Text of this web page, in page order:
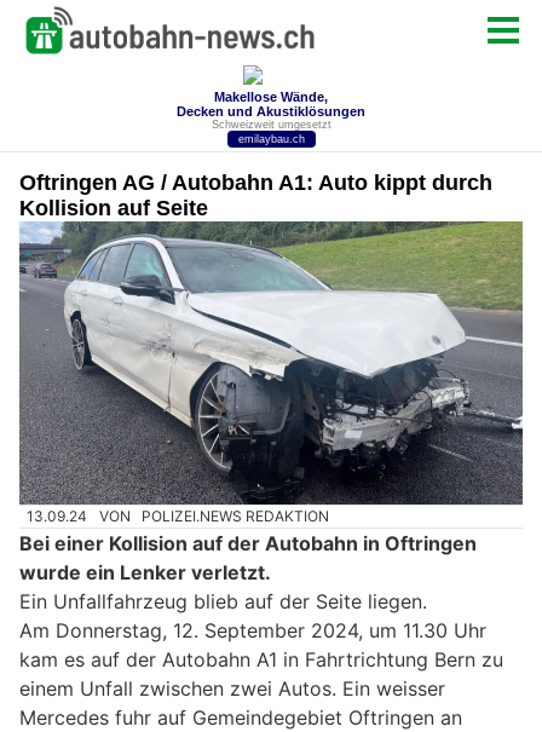
Oftringen AG / Autobahn A1: Auto kippt durch
Kollision auf Seite
13.09.24 VON POLIZEI.NEWS REDAKTION
Bei einer Kollision auf der Autobahn in Oftringen
wurde ein Lenker verletzt.
Ein Unfallfahrzeug blieb auf der Seite liegen.
Am Donnerstag, 12. September 2024, um 11.30 Uhr
kam es auf der Autobahn A1 in Fahrtrichtung Bern zu
einem Unfall zwischen zwei Autos. Ein weisser
Mercedes fuhr auf Gemeindegebiet Oftringen an